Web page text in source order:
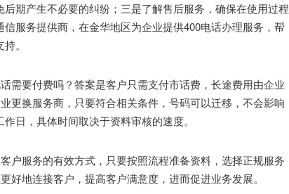
期产生不必要的纠纷；三是了解售后服务，确保在使用过程
服务提供商，在金华地区为企业提供400电话办理服务，帮
。
要付费吗？答案是客户只需支付市话费，长途费用由企业
更换服务商，只要符合相关条件，号码可以迁移，不会影响
日，具体时间取决于资料审核的速度。
服务的有效方式，只要按照流程准备资料，选择正规服务
地连接客户，提高客户满意度，进而促进业务发展。